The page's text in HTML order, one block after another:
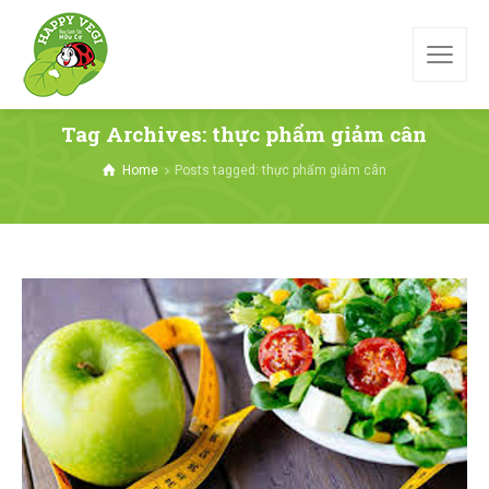
Tag Archives: thực phẩm giảm cân
Home Posts tagged: thực phẩm giảm cân